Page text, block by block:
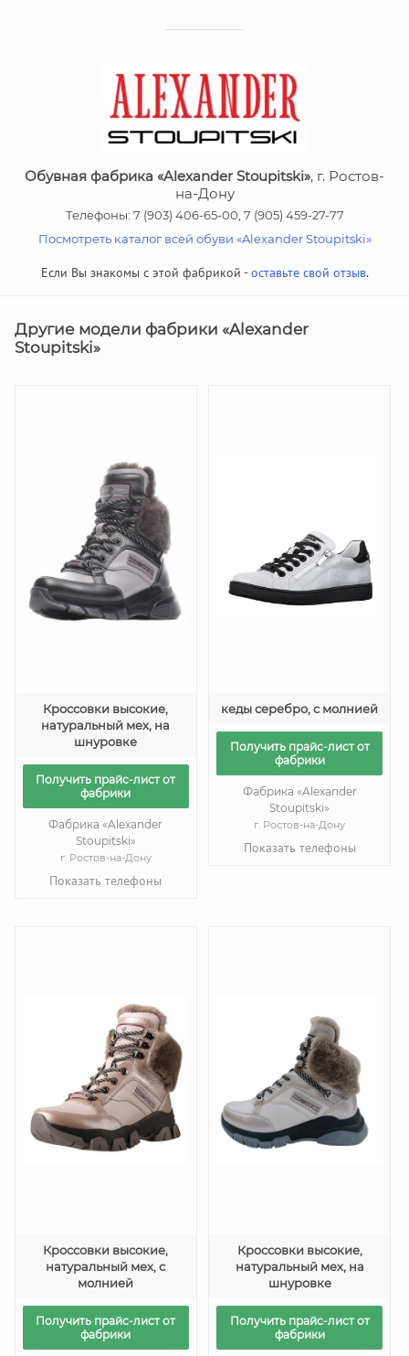
Обувная фабрика «Alexander Stoupitski», г. Ростов-
на-Дону
Телефоны: 7 (903) 406-65-00, 7 (905) 459-27-77
Посмотреть каталог всей обуви «Alexander Stoupitski»
Если Вы знакомы с этой фабрикой -оставьте свой отзыв.
Другие модели фабрики «Alexander
Stoupitski»
Кроссовки высокие,
натуральный мех, на
шнуровке
Получить прайс-лист от
фабрики
Фабрика «Alexander
Stoupitski»
г. Ростов-на-Дону
Показать телефоны
кеды серебро, с молнией
Получить прайс-лист от
фабрики
Фабрика «Alexander
Stoupitski»
г. Ростов-на-Дону
Показать телефоны
Кроссовки высокие,
натуральный мех, с
молнией
Получить прайс-лист от
фабрики
Кроссовки высокие,
натуральный мех, на
шнуровке
Получить прайс-лист от
фабрики